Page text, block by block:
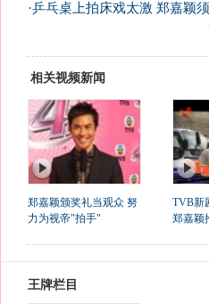
·乒乓桌上拍床戏太激 郑嘉颖
相关视频新闻
郑嘉颖颁奖礼当观众 努
力为视帝"拍手"
TVB新
郑嘉颖
王牌栏目